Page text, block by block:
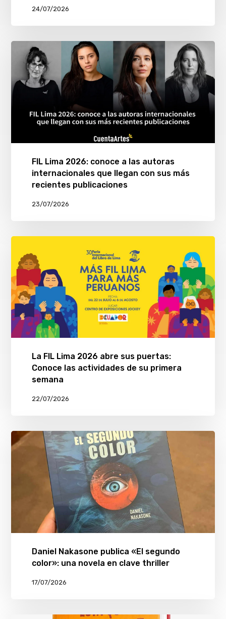
24/07/2026
FIL Lima 2026: conoce a las autoras
internacionales que llegan con sus más
recientes publicaciones
23/07/2026
La FIL Lima 2026 abre sus puertas:
Conoce las actividades de su primera
semana
22/07/2026
Daniel Nakasone publica «El segundo
color»: una novela en clave thriller
17/07/2026